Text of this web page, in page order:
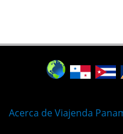
Acerca de Viajenda